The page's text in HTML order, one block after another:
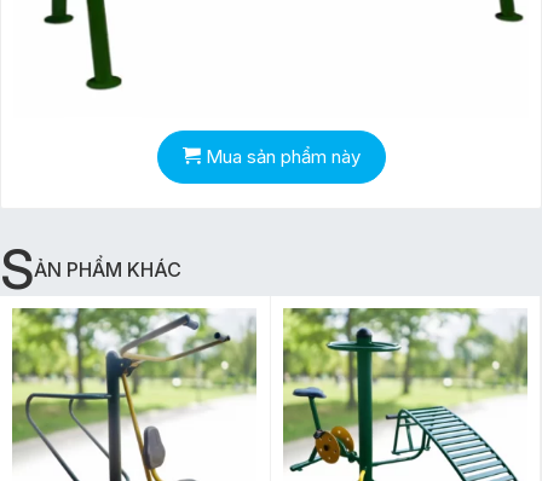
Mua sản phẩm này
SẢN PHẨM KHÁC